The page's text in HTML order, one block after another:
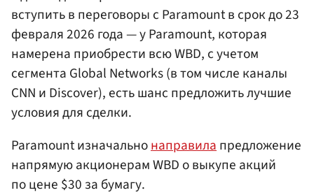
вступить в переговоры с Paramount в срок до 23
февраля 2026 года — у Paramount, которая
намерена приобрести всю WBD, с учетом
сегмента Global Networks (в том числе каналы
CNN и Discover), есть шанс предложить лучшие
условия для сделки.
Paramount изначальнонаправилапредложение
напрямую акционерам WBD о выкупе акций
по цене $30 за бумагу.